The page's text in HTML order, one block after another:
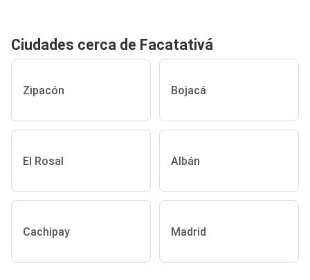
Ciudades cerca de Facatativá
Zipacón Bojacá
El Rosal Albán
Cachipay Madrid